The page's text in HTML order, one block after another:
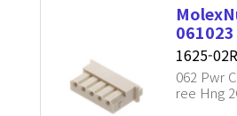
061023
1625-
062 Pwr
ree Hng